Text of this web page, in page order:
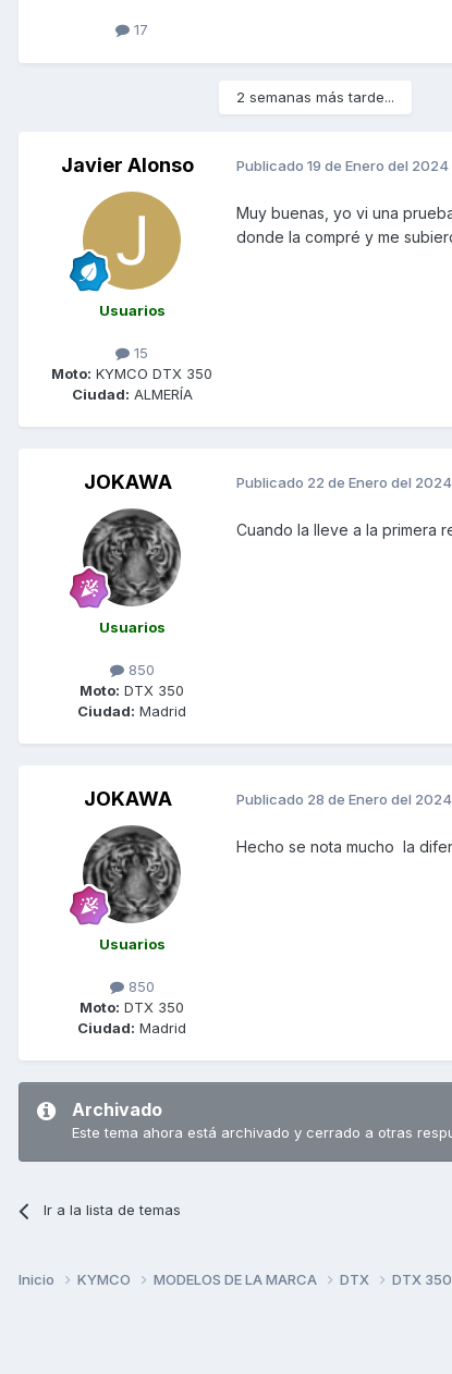
17
2 semanas más tarde...
Javier Alonso
Usuarios
15
Moto: KYMCO DTX 350
Ciudad: ALMERÍA
Publicado 19 de Enero del 2024
Muy buenas, yo vi una
donde la compré y me
JOKAWA
Usuarios
850
Moto: DTX 350
Ciudad: Madrid
Publicado 22 de Enero del 2024
Cuando la lleve a la primera
JOKAWA
Usuarios
850
Moto: DTX 350
Ciudad: Madrid
Publicado 28 de Enero del 2024
Hecho se nota mucho la
Archivado
Este tema ahora está archivado y cerrado a otras
Ir a la lista de temas
Inicio KYMCO MODELOS DE LA MARCA DTX DTX 350